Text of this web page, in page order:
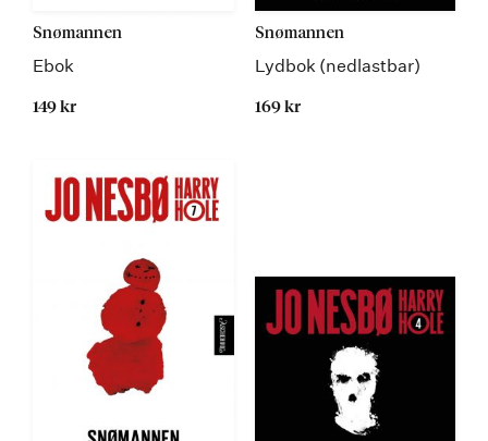
Snømannen
Ebok
149 kr
Snømannen
Lydbok (nedlastbar)
169 kr